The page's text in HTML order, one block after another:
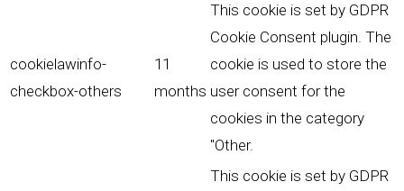
cookielawinfo-
checkbox-others
11
months
This cookie is set by GDPR
Cookie Consent plugin. The
cookie is used to store the
user consent for the
cookies in the category
"Other.
This cookie is set by GDPR